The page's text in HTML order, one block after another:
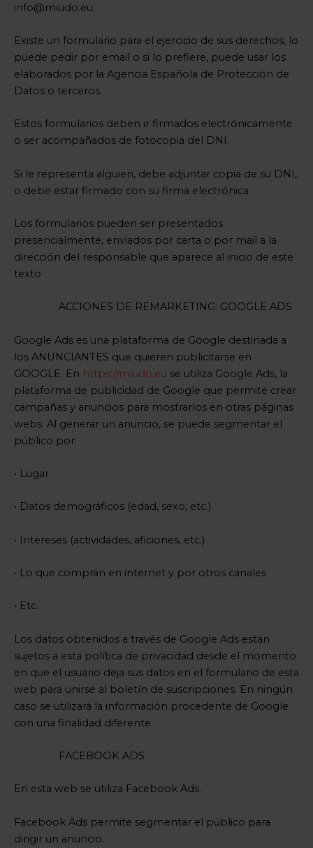
info@miudo.eu.
Existe un formulario para el ejercicio de sus derechos, lo
puede pedir por email o si lo prefiere, puede usar los
elaborados por la Agencia Española de Protección de
Datos o terceros.
Estos formularios deben ir firmados electrónicamente
o ser acompañados de fotocopia del DNI.
Si le representa alguien, debe adjuntar copia de su DNI,
o debe estar firmado con su firma electrónica.
Los formularios pueden ser presentados
presencialmente, enviados por carta o por mail a la
dirección del responsable que aparece al inicio de este
texto
ACCIONES DE REMARKETING: GOOGLE ADS
Google Ads es una plataforma de Google destinada a
los ANUNCIANTES que quieren publicitarse en
GOOGLE. En https://miudo.eu se utiliza Google Ads, la
plataforma de publicidad de Google que permite crear
campañas y anuncios para mostrarlos en otras páginas
webs. Al generar un anuncio, se puede segmentar el
público por:
• Lugar
• Datos demográficos (edad, sexo, etc.)
• Intereses (actividades, aficiones, etc.)
• Lo que compran en internet y por otros canales
• Etc.
Los datos obtenidos a través de Google Ads están
sujetos a esta política de privacidad desde el momento
en que el usuario deja sus datos en el formulario de esta
web para unirse al boletín de suscripciones. En ningún
caso se utilizará la información procedente de Google
con una finalidad diferente.
FACEBOOK ADS
En esta web se utiliza Facebook Ads.
Facebook Ads permite segmentar el público para
dirigir un anuncio.